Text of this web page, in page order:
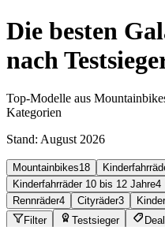
Die besten
nach
Top-Modelle aus
Kategorien
Stand: August 2026
Mountainbikes18
Kinderfahrräder 10 bis 12 Jahre4
Rennräder4 Cityräder3
Filter
Testsieger